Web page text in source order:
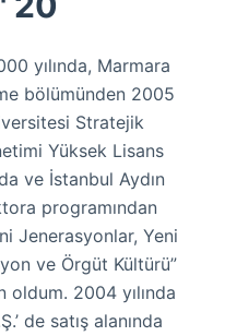
yılında, Marmara
bölümünden 2005
Stratejik
Yüksek Lisans
ve İstanbul Aydın
programından
Jenerasyonlar, Yeni
ve Örgüt Kültürü”
oldum. 2004 yılında
de satış alanında